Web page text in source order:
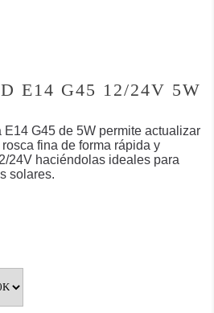
E14 G45 12/24V 5W
E14 G45 de 5W permite actualizar
fina de forma rápida y
24V haciéndolas ideales para
solares.